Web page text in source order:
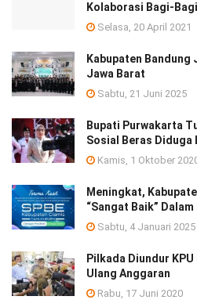
Kolaborasi Bagi-
Selasa, 20 April 2021
Kabupaten Bandung
Jawa Barat
Sabtu, 21 Juni 2025
Bupati Purwakarta
Sosial Beras
Kamis, 1 Oktober
Meningkat,
“Sangat Baik”
Sabtu, 4 Januari 2025
Pilkada Diundur
Ulang Anggaran
Rabu, 17 Juni 2020